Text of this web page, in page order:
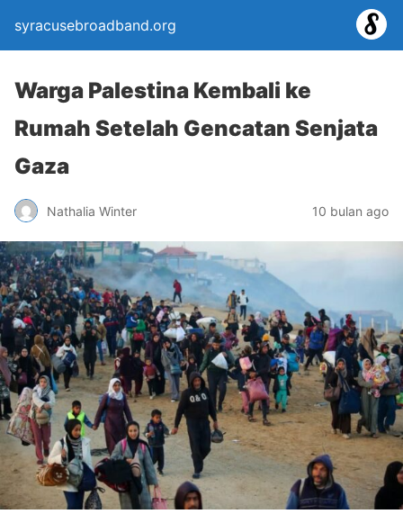
syracusebroadband.org
Warga Palestina Kembali ke
Rumah Setelah Gencatan Senjata
Gaza
Nathalia Winter 10 bulan ago